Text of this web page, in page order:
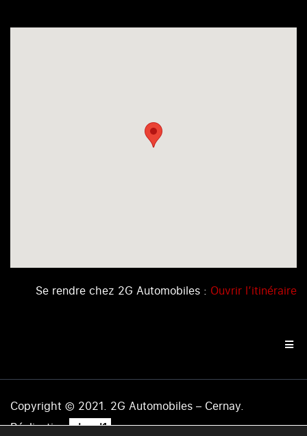
Se rendre chez 2G Automobiles : Ouvrir l’itinéraire
Copyright © 2021. 2G Automobiles – Cernay.
Réalisation .level1